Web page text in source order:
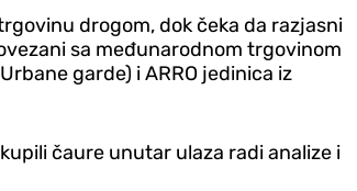
drogom, dok čeka da razjasni
sa međunarodnom trgovinom
garde) i ARRO jedinica iz
čaure unutar ulaza radi analize i